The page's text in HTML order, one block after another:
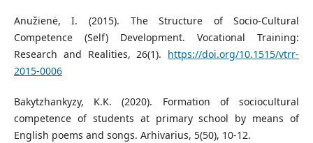
Anužienė, I. (2015). The Structure of Socio-Cultural
Competence (Self) Development. Vocational Training:
Research and Realities, 26(1). https://doi.org/10.1515/vtrr-
2015-0006
Bakytzhankyzy, K.K. (2020). Formation of sociocultural
competence of students at primary school by means of
English poems and songs. Arhivarius, 5(50), 10-12.